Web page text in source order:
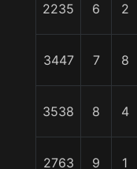
2235 6 2
3447 7 8
3538 8 4
2763 9 1